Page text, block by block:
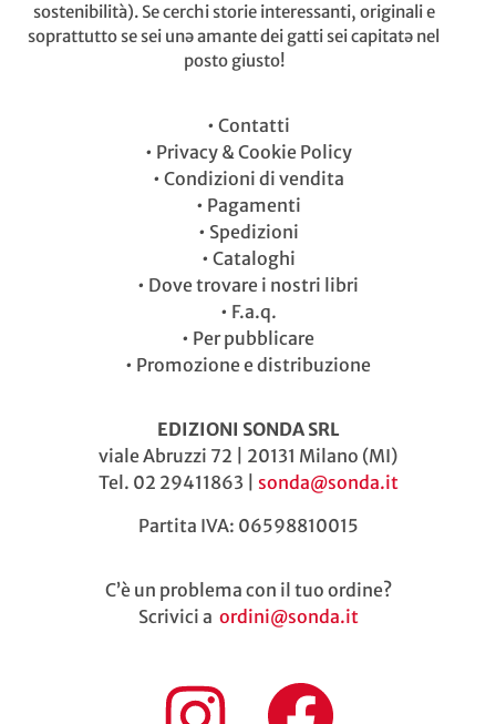
sostenibilità). Se cerchi storie interessanti, originali e
soprattutto se sei unə amante dei gatti sei capitatə nel
posto giusto!
• Contatti
• Privacy & Cookie Policy
• Condizioni di vendita
• Pagamenti
• Spedizioni
• Cataloghi
• Dove trovare i nostri libri
• F.a.q.
• Per pubblicare
• Promozione e distribuzione
EDIZIONI SONDA SRL
viale Abruzzi 72 | 20131 Milano (MI)
Tel. 02 29411863 | sonda@sonda.it
Partita IVA: 06598810015
C’è un problema con il tuo ordine?
Scrivici a ordini@sonda.it